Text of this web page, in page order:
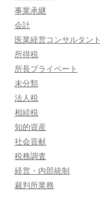
事業承継
会計
医業経営コンサルタント
所得税
所長プライベート
未分類
法人税
相続税
知的資産
社会貢献
税務調査
経営・内部統制
裁判所業務